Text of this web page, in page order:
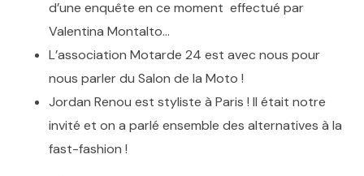
d’une enquête en ce moment effectué par
Valentina Montalto…
L’association Motarde 24 est avec nous pour
nous parler du Salon de la Moto !
Jordan Renou est styliste à Paris ! Il était notre
invité et on a parlé ensemble des alternatives à la
fast-fashion !